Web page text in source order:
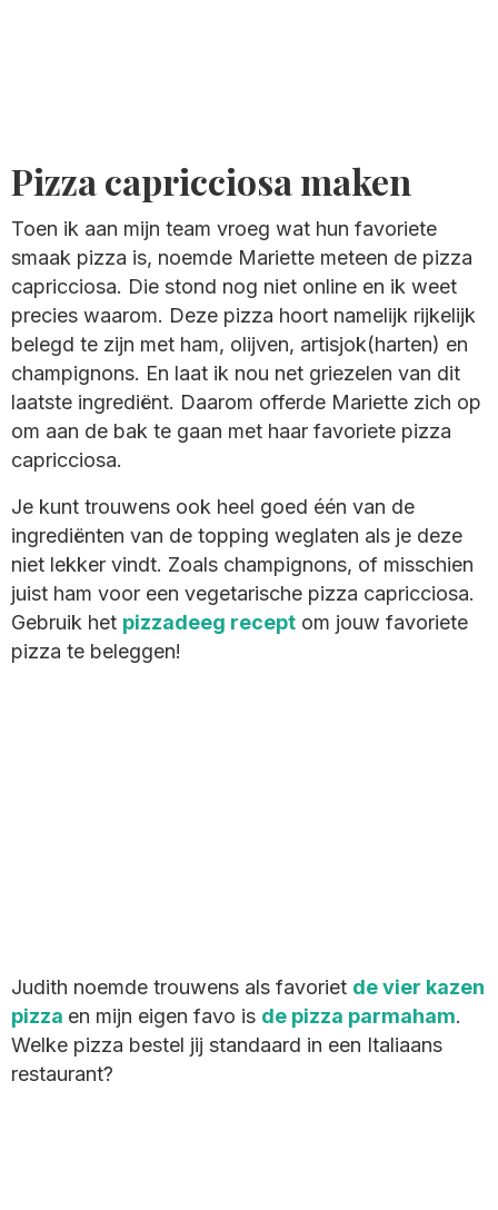
Pizza capricciosa maken
Toen ik aan mijn team vroeg wat hun favoriete
smaak pizza is, noemde Mariette meteen de pizza
capricciosa. Die stond nog niet online en ik weet
precies waarom. Deze pizza hoort namelijk rijkelijk
belegd te zijn met ham, olijven, artisjok(harten) en
champignons. En laat ik nou net griezelen van dit
laatste ingrediënt. Daarom offerde Mariette zich op
om aan de bak te gaan met haar favoriete pizza
capricciosa.
Je kunt trouwens ook heel goed één van de
ingrediënten van de topping weglaten als je deze
niet lekker vindt. Zoals champignons, of misschien
juist ham voor een vegetarische pizza capricciosa.
Gebruik het pizzadeeg recept om jouw favoriete
pizza te beleggen!
Judith noemde trouwens als favoriet de vier kazen
pizza en mijn eigen favo is de pizza parmaham.
Welke pizza bestel jij standaard in een Italiaans
restaurant?